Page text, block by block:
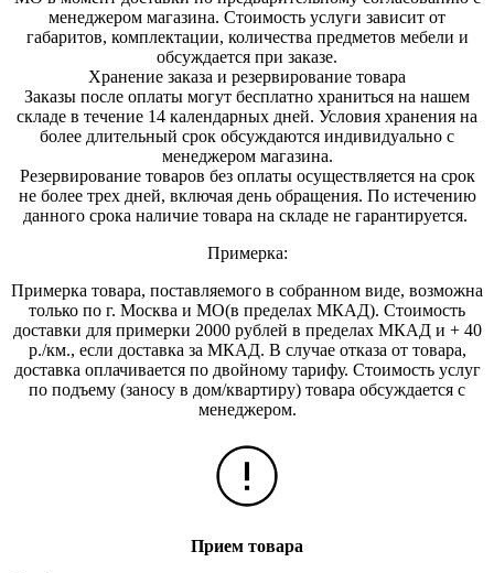
менеджером магазина. Стоимость услуги зависит от
габаритов, комплектации, количества предметов мебели и
обсуждается при заказе.
Хранение заказа и резервирование товара
Заказы после оплаты могут бесплатно храниться на нашем
складе в течение 14 календарных дней. Условия хранения на
более длительный срок обсуждаются индивидуально с
менеджером магазина.
Резервирование товаров без оплаты осуществляется на срок
не более трех дней, включая день обращения. По истечению
данного срока наличие товара на складе не гарантируется.
Примерка:
Примерка товара, поставляемого в собранном виде, возможна
только по г. Москва и МО(в пределах МКАД). Стоимость
доставки для примерки 2000 рублей в пределах МКАД и + 40
р./км., если доставка за МКАД. В случае отказа от товара,
доставка оплачивается по двойному тарифу. Стоимость услуг
по подъему (заносу в дом/квартиру) товара обсуждается с
менеджером.
Прием товара